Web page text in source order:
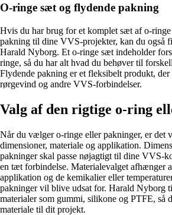
O-ringe sæt og flydende pakning
Hvis du har brug for et komplet sæt af o-
pakning til dine VVS-projekter, kan du også
Harald Nyborg. Et o-ringe sæt indeholder
ringe, så du har alt hvad du behøver til
Flydende pakning er et fleksibelt produkt,
rørgevind og andre VVS-forbindelser.
Valg af den rigtige o-ring
Når du vælger o-ringe eller pakninger, er det
dimensioner, materiale og applikation.
pakninger skal passe nøjagtigt til dine VVS-
en tæt forbindelse. Materialevalget afhænger
applikation og de kemikalier eller
pakninger vil blive udsat for. Harald Nyborg
materialer som gummi, silikone og PTFE, så
materiale til dit projekt.